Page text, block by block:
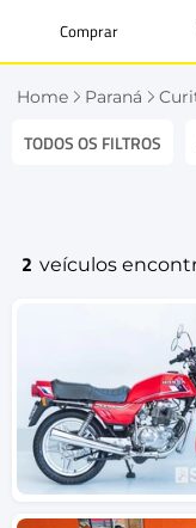
Comprar
Home Paraná
TODOS OS FILTROS
2 veículos